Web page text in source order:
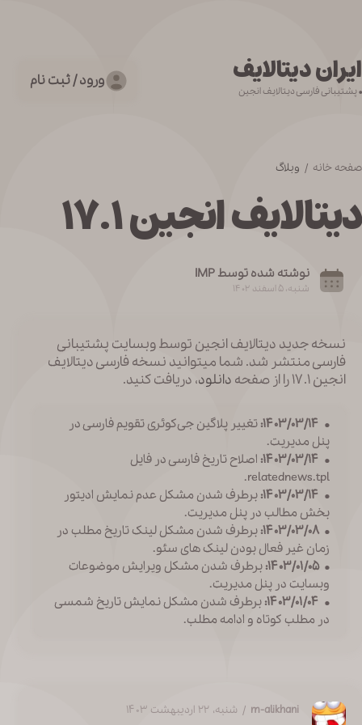
ایران دیتالایف
• پشتیبانی فارسی دیتالایف انجین
ورود / ثبت نام
صفحه خانه / وبلاگ
دیتالایف انجین ۱۷.۱
نوشته شده توسط IMP
شنبه، ۵ اسفند ۱۴۰۲
نسخه جدید دیتالایف انجین توسط وبسایت پشتیبانی
فارسی منتشر شد. شما میتوانید نسخه فارسی دیتالایف
انجین ۱۷.۱ را از صفحه
دانلود، دریافت کنید.
• ۱۴۰۳/۰۳/۱۴: تغییر پلاگین جی‌کوئری تقویم فارسی در
پنل مدیریت.
• ۱۴۰۳/۰۳/۱۴: اصلاح تاریخ فارسی در فایل
relatednews.tpl.
• ۱۴۰۳/۰۳/۱۴: برطرف شدن مشکل عدم نمایش ادیتور
بخش مطالب در پنل مدیریت.
• ۱۴۰۳/۰۳/۰۸: برطرف شدن مشکل لینک تاریخ مطلب در
زمان غیر فعال بودن لینک های سئو.
•۱۴۰۳/۰۱/۰۵: برطرف شدن مشکل ویرایش موضوعات
وبسایت در پنل مدیریت.
• ۱۴۰۳/۰۱/۰۴: برطرف شدن مشکل نمایش تاریخ شمسی
در مطلب کوتاه و ادامه مطلب.
m-alikhani / شنبه، ۲۲ اردیبهشت ۱۴۰۳